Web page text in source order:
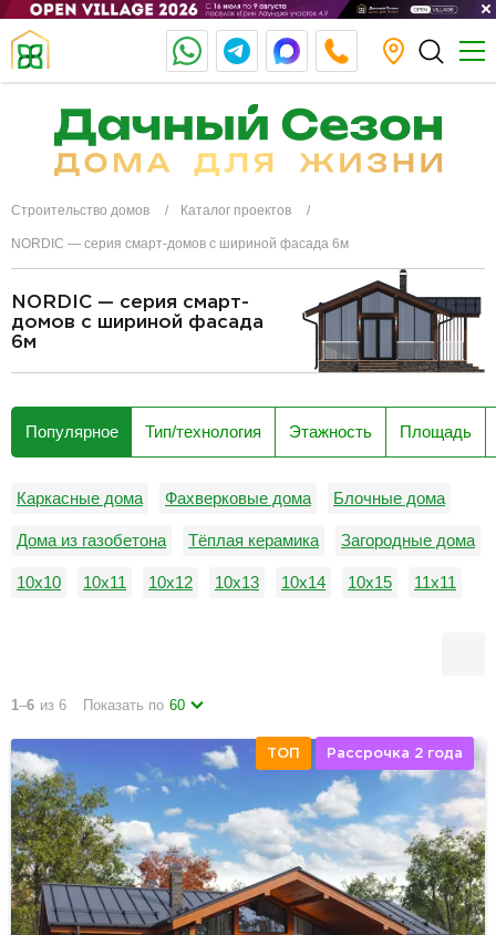
Строительство домов Каталог проектов
NORDIC — серия смарт-домов с шириной фасада 6м
NORDIC — серия смарт-
домов с шириной фасада
6м
Популярное Тип/технология Этажность Площадь
Каркасные дома Фахверковые дома Блочные дома
Дома из газобетона Тёплая керамика Загородные дома
10х10 10х11 10х12 10х13 10х14 10х15 11х11
1–6 из 6 Показать по 60
ТОП Рассрочка 2 года